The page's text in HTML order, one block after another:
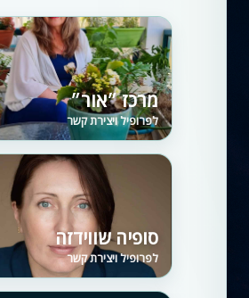
מרכז ״אור״
לפרופיל ויצירת קשר
סופיה שווידזה
לפרופיל ויצירת קשר